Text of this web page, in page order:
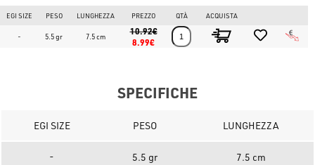
EGI SIZE PESO LUNGHEZZA PREZZO QTÀ ACQUISTA
- 5.5 gr 7.5 cm
10.92€
8.99€
SPECIFICHE
EGI SIZE PESO LUNGHEZZA
- 5.5 gr 7.5 cm